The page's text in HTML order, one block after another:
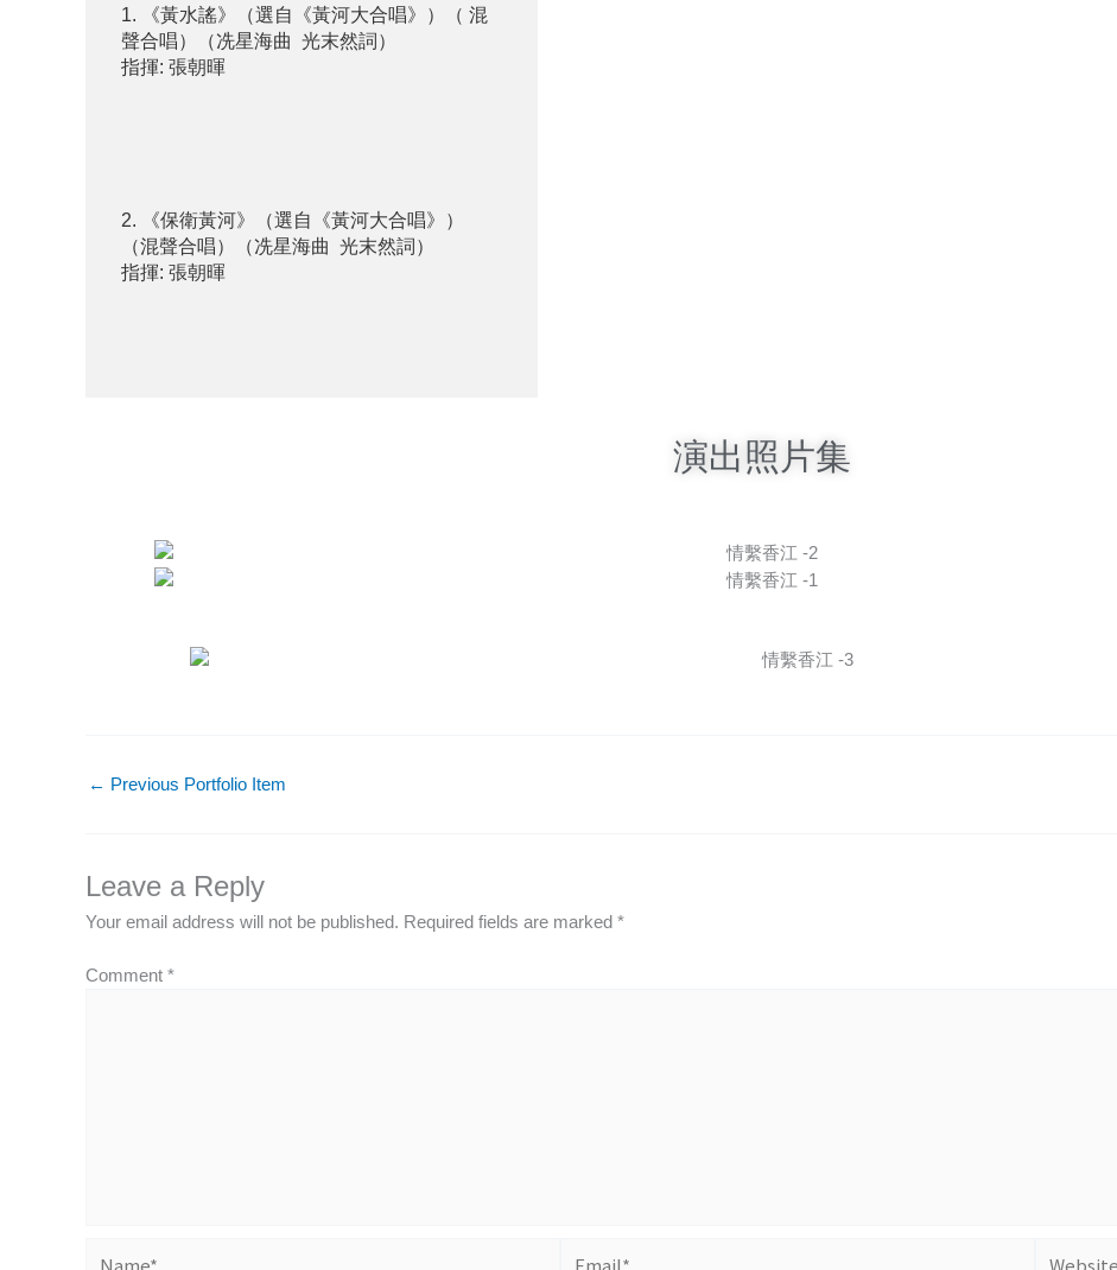
1. 《黃水謠》（選自《黃河大合唱》）（ 混
聲合唱）（冼星海曲 光末然詞）
指揮: 張朝暉
2. 《保衛黃河》（選自《黃河大合唱》）
（混聲合唱）（冼星海曲 光末然詞）
指揮: 張朝暉
演出照片集
← Previous Portfolio Item
Leave a Reply
Your email address will not be published. Required fields are marked *
Comment *